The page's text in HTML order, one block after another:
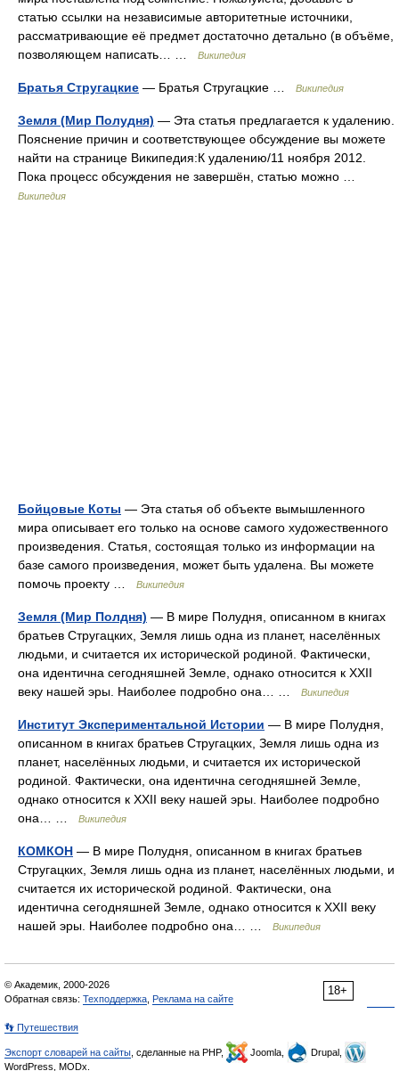
статью ссылки на независимые авторитетные источники,
рассматривающие её предмет достаточно детально (в объёме,
позволяющем написать… …
Википедия
Братья Стругацкие — Братья Стругацкие … Википедия
Земля (Мир Полудня) — Эта статья предлагается к удалению.
Пояснение причин и соответствующее обсуждение вы можете
найти на странице Википедия:К удалению/11 ноября 2012.
Пока процесс обсуждения не завершён, статью можно …
Википедия
Бойцовые Коты — Эта статья об объекте вымышленного
мира описывает его только на основе самого художественного
произведения. Статья, состоящая только из информации на
базе самого произведения, может быть удалена. Вы можете
помочь проекту …
Википедия
Земля (Мир Полдня) — В мире Полудня, описанном в книгах
братьев Стругацких, Земля лишь одна из планет, населённых
людьми, и считается их исторической родиной. Фактически,
она идентична сегодняшней Земле, однако относится к XXII
веку нашей эры. Наиболее подробно она… …
Википедия
Институт Экспериментальной Истории — В мире Полудня,
описанном в книгах братьев Стругацких, Земля лишь одна из
планет, населённых людьми, и считается их исторической
родиной. Фактически, она идентична сегодняшней Земле,
однако относится к XXII веку нашей эры. Наиболее подробно
она… …
Википедия
КОМКОН — В мире Полудня, описанном в книгах братьев
Стругацких, Земля лишь одна из планет, населённых людьми, и
считается их исторической родиной. Фактически, она
идентична сегодняшней Земле, однако относится к XXII веку
нашей эры. Наиболее подробно она… …
Википедия
18+
© Академик, 2000-2026
Обратная связь: Техподдержка Реклама на сайте
👣 Путешествия
Экспорт словарей на сайты , сделанные на PHP, Joomla,
Drupal,
WordPress, MODx.